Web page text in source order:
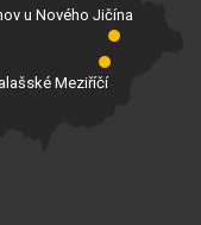
Meziříčí
u Nového Jičína